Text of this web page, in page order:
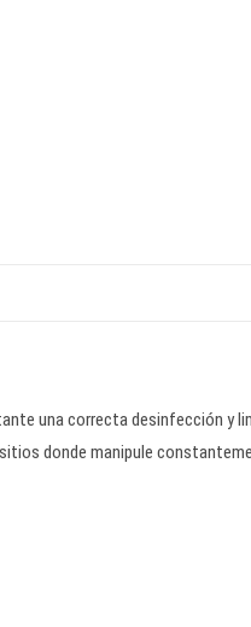
una correcta desinfección y
donde manipule